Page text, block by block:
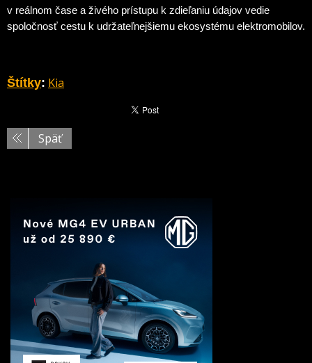
v reálnom čase a živého prístupu k zdieľaniu údajov vedie
spoločnosť cestu k udržateľnejšiemu ekosystému elektromobilov.
Štítky: Kia
Späť